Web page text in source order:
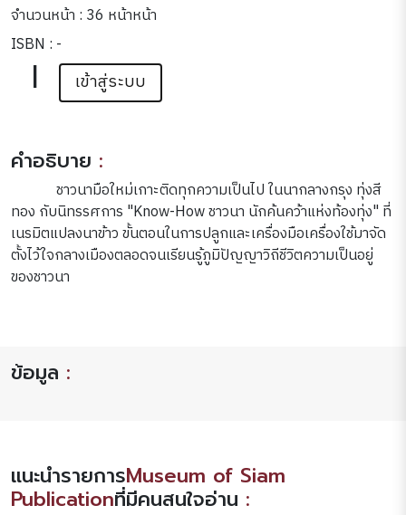
จำนวนหน้า : 36 หน้าหน้า
ISBN : -
| เข้าสู่ระบบ
คำอธิบาย :
ชาวนามือใหม่เกาะติดทุกความเป็นไป ในนากลางกรุง ทุ่งสี
ทอง กับนิทรรศการ "Know-How ชาวนา นักค้นคว้าแห่งท้องทุ่ง" ที่
เนรมิตแปลงนาข้าว ขั้นตอนในการปลูกและเครื่องมือเครื่องใช้มาจัด
ตั้งไว้ใจกลางเมืองตลอดจนเรียนรู้ภูมิปัญญาวิถีชีวิตความเป็นอยู่
ของชาวนา
ข้อมูล :
แนะนำรายการMuseum of Siam
Publicationที่มีคนสนใจอ่าน :